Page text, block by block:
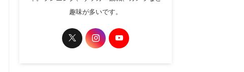
趣味が多いです。